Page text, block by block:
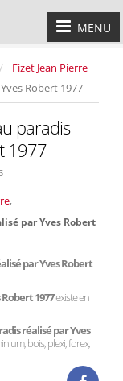
MENU
Fizet Jean Pierre
Robert 1977
paradis
1977
,
par Yves Robert
par Yves Robert
1977existe en
réalisé par Yves
bois, plexi, forex,